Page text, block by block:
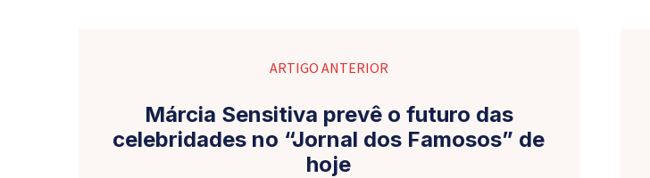
ARTIGO ANTERIOR
Márcia Sensitiva prevê o futuro das
celebridades no “Jornal dos Famosos” de
hoje